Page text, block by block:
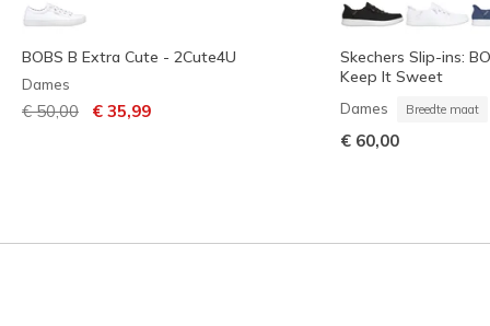
BOBS B Extra Cute - 2Cute4U
Dames
Prijs verlaagd van
€ 50,00 naar
€ 35,99
Skechers Slip-ins:
Keep It Sweet
Dames Breedte maat
€ 60,00